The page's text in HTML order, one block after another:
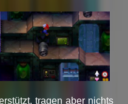
tragen aber nichts